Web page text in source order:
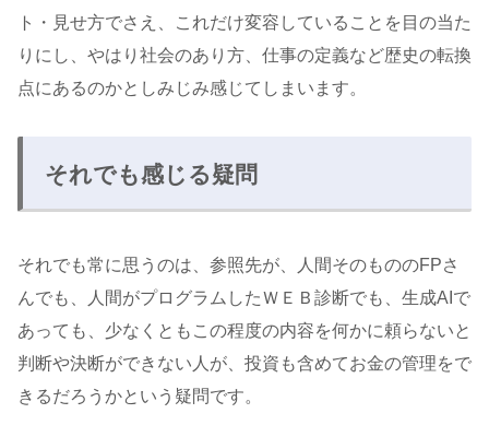
ト・見せ方でさえ、これだけ変容していることを目の当た
りにし、やはり社会のあり方、仕事の定義など歴史の転換
点にあるのかとしみじみ感じてしまいます。
それでも感じる疑問
それでも常に思うのは、参照先が、人間そのもののFPさ
んでも、人間がプログラムしたＷＥＢ診断でも、生成AIで
あっても、少なくともこの程度の内容を何かに頼らないと
判断や決断ができない人が、投資も含めてお金の管理をで
きるだろうかという疑問です。